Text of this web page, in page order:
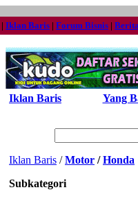
| Iklan Baris | Forum Bisnis |
Iklan Baris Yang
Iklan Baris /Motor /Honda
Subkategori